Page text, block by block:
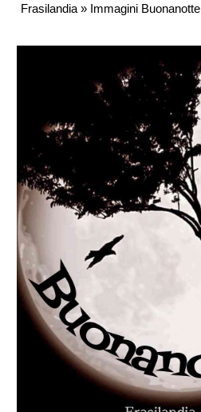
Frasilandia » Immagini Buonanotte